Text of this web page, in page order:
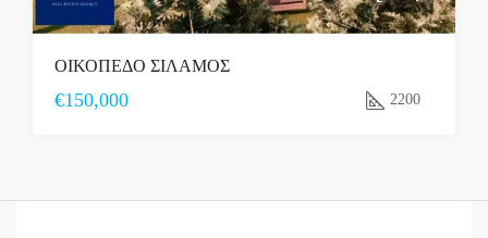
ΟΙΚΟΠΕΔΟ ΣΙΛΑΜΟΣ
€150,000 2200